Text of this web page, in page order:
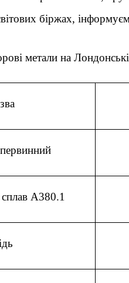
біржах,
метали на
А380.1